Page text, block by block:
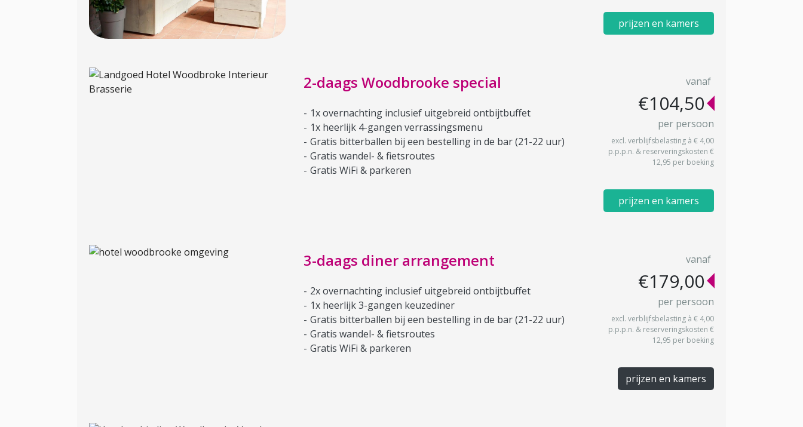
prijzen en kamers
2-daags Woodbrooke special
1x overnachting inclusief uitgebreid ontbijtbuffet
1x heerlijk 4-gangen verrassingsmenu
Gratis bitterballen bij een bestelling in de bar (21-22 uur)
Gratis wandel- & fietsroutes
Gratis WiFi & parkeren
vanaf
€104,50
per persoon
excl. verblijfsbelasting à € 4,00
p.p.p.n. & reserveringskosten €
12,95 per boeking
prijzen en kamers
3-daags diner arrangement
2x overnachting inclusief uitgebreid ontbijtbuffet
1x heerlijk 3-gangen keuzediner
Gratis bitterballen bij een bestelling in de bar (21-22 uur)
Gratis wandel- & fietsroutes
Gratis WiFi & parkeren
vanaf
€179,00
per persoon
excl. verblijfsbelasting à € 4,00
p.p.p.n. & reserveringskosten €
12,95 per boeking
prijzen en kamers